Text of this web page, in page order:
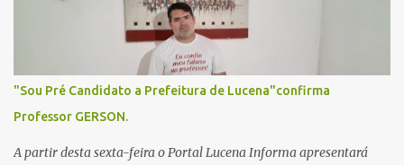
"Sou Pré Candidato a Prefeitura de Lucena"confirma
Professor GERSON.
A partir desta sexta-feira o Portal Lucena Informa apresentará